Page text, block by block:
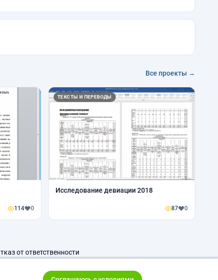
Все проекты →
114 0
ТЕКСТЫ И ПЕРЕВОДЫ
Исследование девиации 2018
87 0
от ответственности